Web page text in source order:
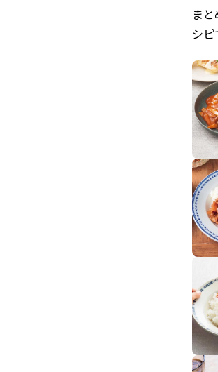
ま
シピ